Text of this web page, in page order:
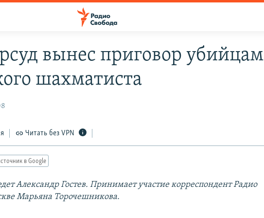
вынес приговор убийцам
шахматиста
Читать без VPN
в Google
Александр Гостев. Принимает участие корреспондент Радио
Марьяна Торочешникова.